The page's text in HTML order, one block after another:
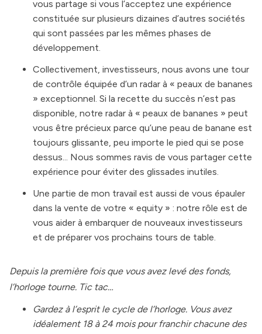
vous partage si vous l’acceptez une expérience
constituée sur plusieurs dizaines d’autres sociétés
qui sont passées par les mêmes phases de
développement.
Collectivement, investisseurs, nous avons une tour
de contrôle équipée d’un radar à « peaux de bananes
» exceptionnel. Si la recette du succès n’est pas
disponible, notre radar à « peaux de bananes » peut
vous être précieux parce qu’une peau de banane est
toujours glissante, peu importe le pied qui se pose
dessus... Nous sommes ravis de vous partager cette
expérience pour éviter des glissades inutiles.
Une partie de mon travail est aussi de vous épauler
dans la vente de votre « equity » : notre rôle est de
vous aider à embarquer de nouveaux investisseurs
et de préparer vos prochains tours de table.
Depuis la première fois que vous avez levé des fonds,
l’horloge tourne. Tic tac…
Gardez à l’esprit le cycle de l’horloge. Vous avez
idéalement 18 à 24 mois pour franchir chacune des